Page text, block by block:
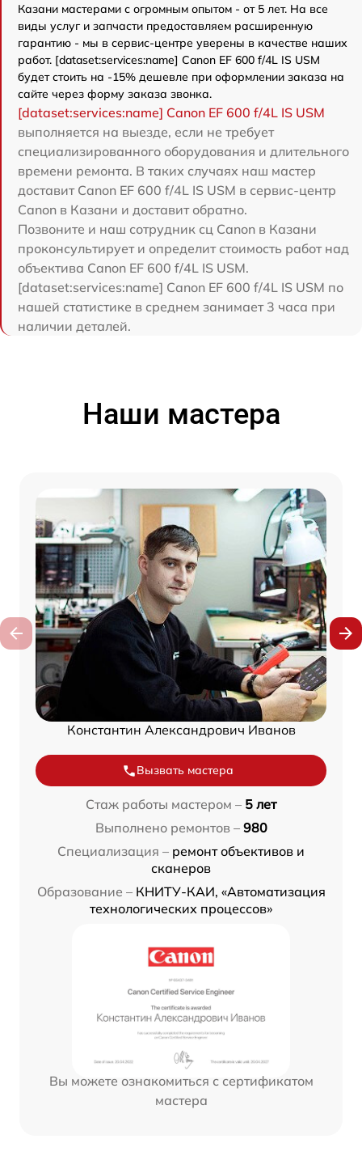
Казани мастерами с огромным опытом - от 5 лет. На все
виды услуг и запчасти предоставляем расширенную
гарантию - мы в сервис-центре уверены в качестве наших
работ. [dataset:services:name] Canon EF 600 f/4L IS USM
будет стоить на -15% дешевле при оформлении заказа на
сайте через форму заказа звонка.
[dataset:services:name] Canon EF 600 f/4L IS USM
выполняется на выезде, если не требует
специализированного оборудования и длительного
времени ремонта. В таких случаях наш мастер
доставит Canon EF 600 f/4L IS USM в сервис-центр
Canon в Казани и доставит обратно.
Позвоните и наш сотрудник сц Canon в Казани
проконсультирует и определит стоимость работ над
объектива Canon EF 600 f/4L IS USM.
[dataset:services:name] Canon EF 600 f/4L IS USM по
нашей статистике в среднем занимает 3 часа при
наличии деталей.
Наши мастера
Константин Александрович Иванов
Вызвать мастера
Стаж работы мастером – 5 лет
Выполнено ремонтов – 980
Специализация – ремонт объективов и
сканеров
Образование – КНИТУ-КАИ, «Автоматизация
технологических процессов»
Вы можете ознакомиться с сертификатом
мастера